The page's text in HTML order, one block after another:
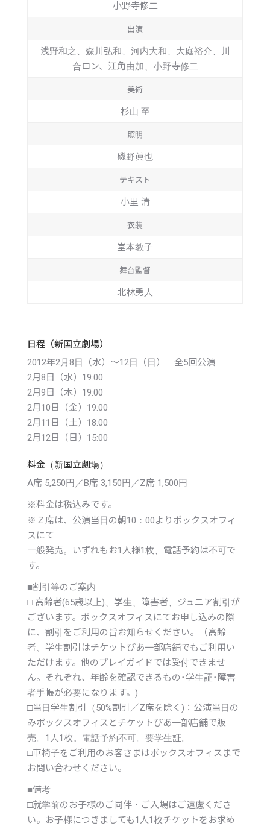
小野寺修二
出演
浅野和之、森川弘和、河内大和、大庭裕介、川
合ロン、江角由加、小野寺修二
美術
杉山 至
照明
磯野眞也
テキスト
小里 清
衣装
堂本教子
舞台監督
北林勇人
日程（新国立劇場）
2012年2月8日（水）〜12日（日） 全5回公演
2月8日（水）19:00
2月9日（木）19:00
2月10日（金）19:00
2月11日（土）18:00
2月12日（日）15:00
料金（新国立劇場）
A席 5,250円／B席 3,150円／Z席 1,500円
※料金は税込みです。
※ Ｚ席は、公演当日の朝10：00よりボックスオフィ
スにて
一般発売。いずれもお1人様1枚、電話予約は不可で
す。
■割引等のご案内
□ 高齢者(65歳以上)、学生、障害者、ジュニア割引が
ございます。ボックスオフィスにてお申し込みの際
に、割引をご利用の旨お知らせください。（高齢
者、学生割引はチケットぴあ一部店舗でもご利用い
ただけます。他のプレイガイドでは受付できませ
ん。それぞれ、年齢を確認できるもの･学生証･障害
者手帳が必要になります。)
□当日学生割引（50%割引／Z席を除く)：公演当日の
みボックスオフィスとチケットぴあ一部店舗で販
売。1人1枚。電話予約不可。要学生証。
□車椅子をご利用のお客さまはボックスオフィスまで
お問い合わせください。
■備考
□就学前のお子様のご同伴・ご入場はご遠慮くださ
い。お子様につきましても1人1枚チケットをお求め